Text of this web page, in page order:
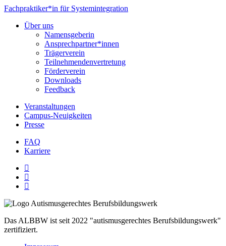
Fachpraktiker*in für Systemintegration
Über uns
Namensgeberin
Ansprechpartner*innen
Trägerverein
Teilnehmendenvertretung
Förderverein
Downloads
Feedback
Veranstaltungen
Campus-Neuigkeiten
Presse
FAQ
Karriere
Das ALBBW ist seit 2022 "autismusgerechtes Berufsbildungswerk"
zertifiziert.